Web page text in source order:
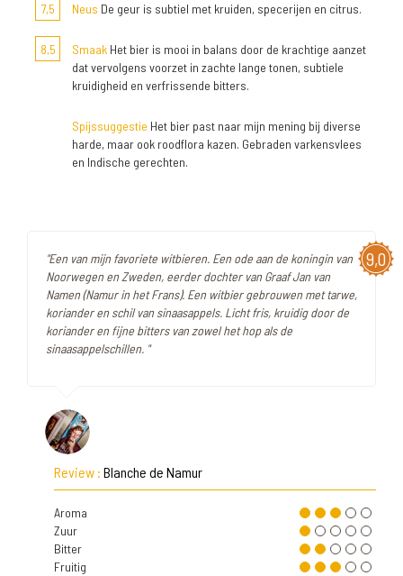
7,5 Neus De geur is subtiel met kruiden, specerijen en citrus.
8,5 Smaak Het bier is mooi in balans door de krachtige aanzet
dat vervolgens voorzet in zachte lange tonen, subtiele
kruidigheid en verfrissende bitters.
Spijssuggestie Het bier past naar mijn mening bij diverse
harde, maar ook roodflora kazen. Gebraden varkensvlees
en Indische gerechten.
9,0
"Een van mijn favoriete witbieren. Een ode aan de koningin van
Noorwegen en Zweden, eerder dochter van Graaf Jan van
Namen (Namur in het Frans). Een witbier gebrouwen met tarwe,
koriander en schil van sinaasappels. Licht fris, kruidig door de
koriander en fijne bitters van zowel het hop als de
sinaasappelschillen. "
Review : Blanche de Namur
Aroma
Zuur
Bitter
Fruitig